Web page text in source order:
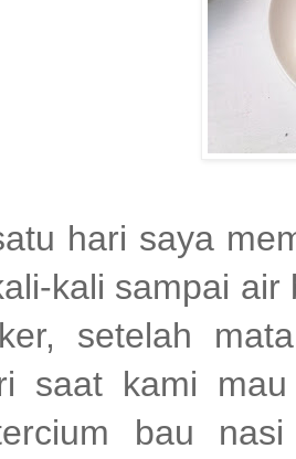
hari saya
kali sampai
setelah
saat kami
bau